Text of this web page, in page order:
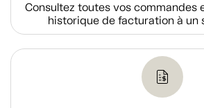
Consultez toutes vos commandes
historique de facturation à un